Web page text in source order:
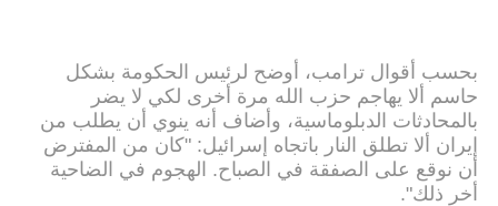
بحسب أقوال ترامب، أوضح لرئيس الحكومة بشكل
حاسم ألا يهاجم حزب الله مرة أخرى لكي لا يضر
بالمحادثات الدبلوماسية، وأضاف أنه ينوي أن يطلب من
إيران ألا تطلق النار باتجاه إسرائيل: "كان من المفترض
أن نوقع على الصفقة في الصباح. الهجوم في الضاحية
أخر ذلك".